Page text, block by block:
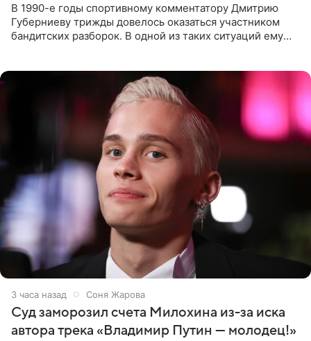
В 1990-е годы спортивному комментатору Дмитрию
Губерниеву трижды довелось оказаться участником
бандитских разборок. В одной из таких ситуаций ему
3 часа назад Соня Жарова
Суд заморозил счета Милохина из-за иска
автора трека «Владимир Путин — молодец!»